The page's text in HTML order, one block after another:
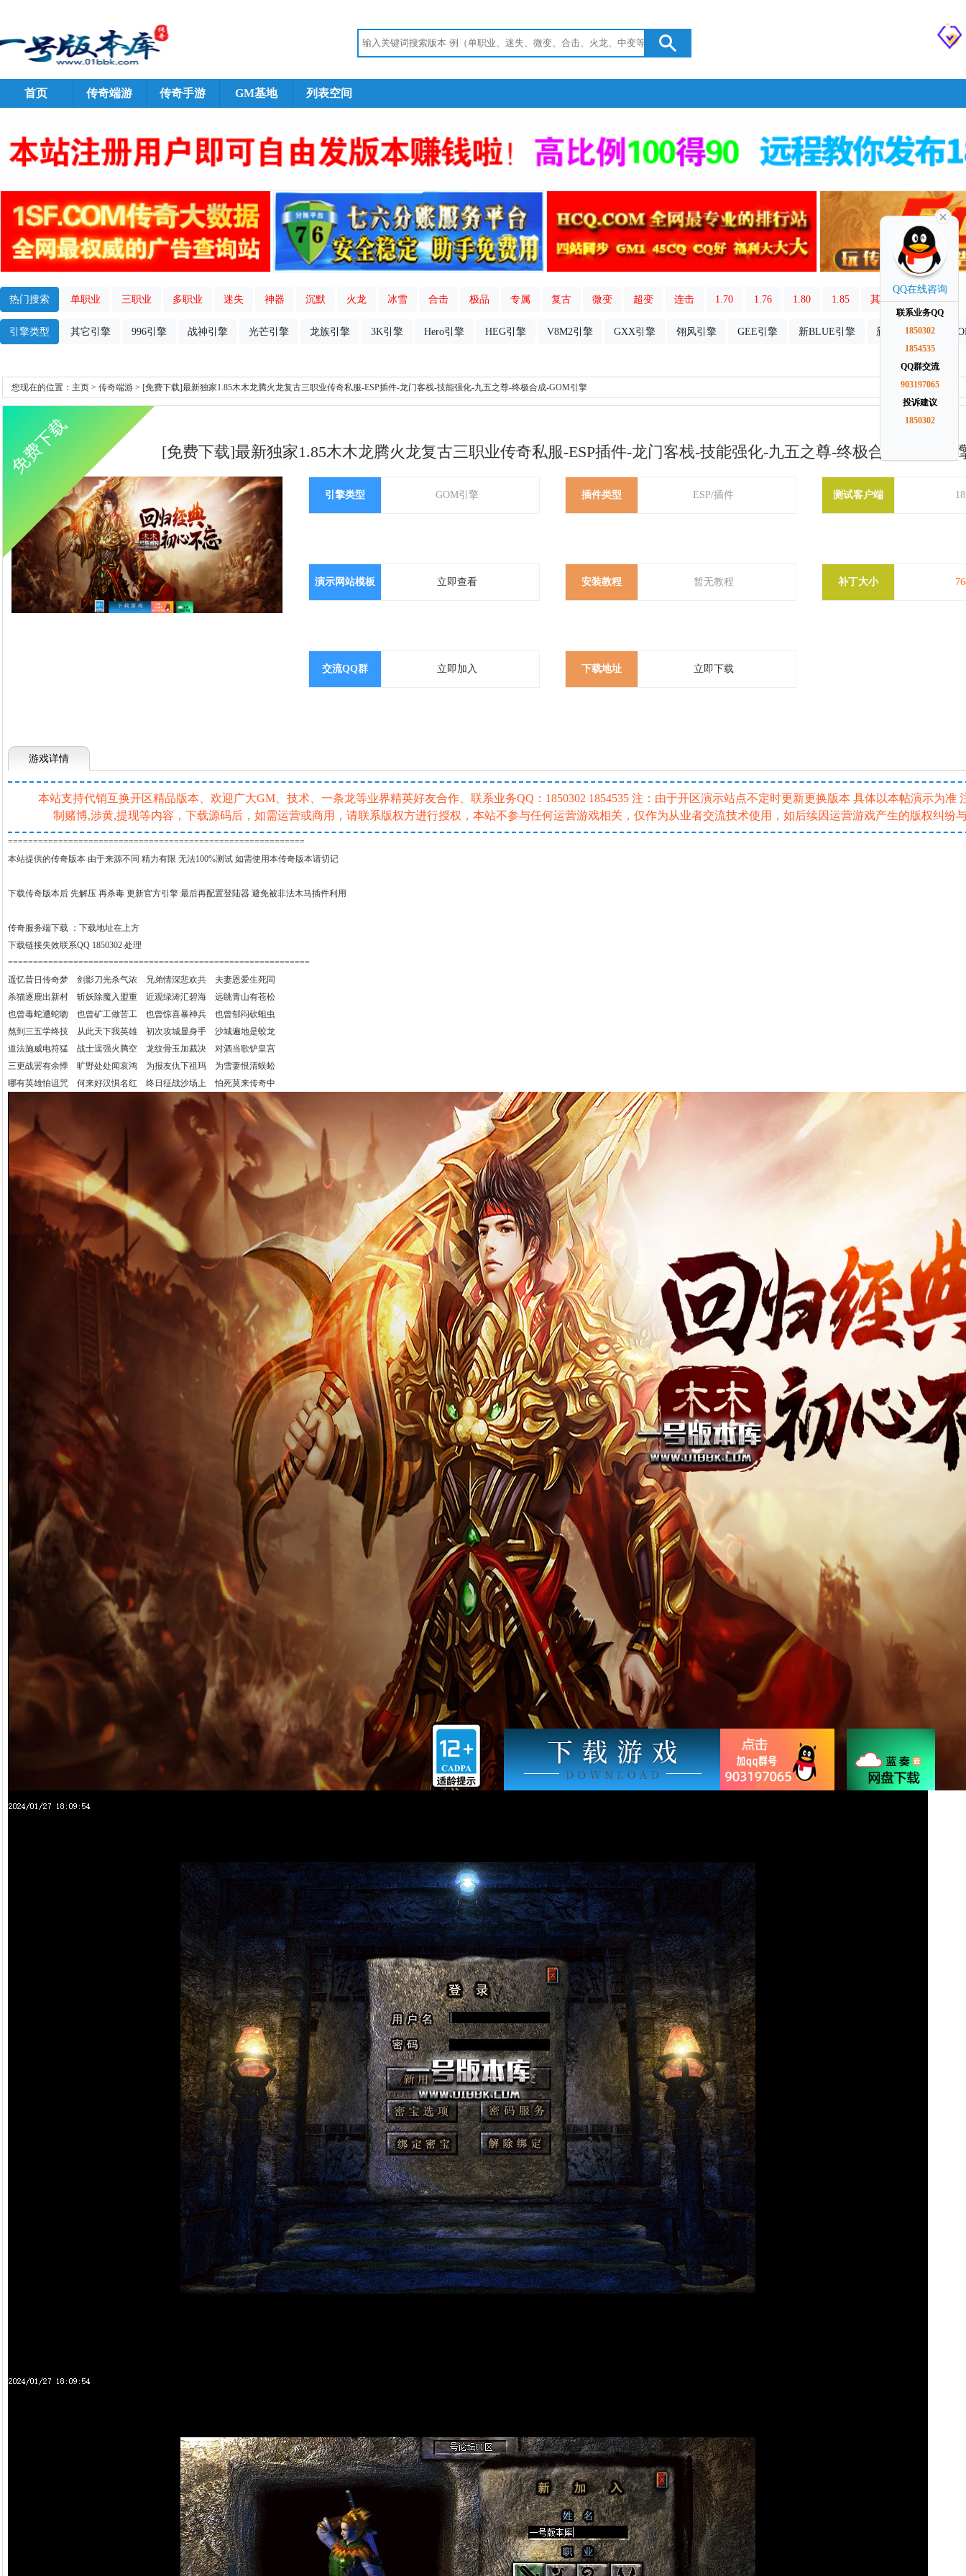
首页 传奇端游 传奇手游 GM基地 列表空间
热门搜索 单职业 三职业 多职业 迷失 神器 沉默 火龙 冰雪 合击 极品 专属 复古 微变 超变 连击 1.70 1.76 1.80 1.85 其它类型
引擎类型 其它引擎 996引擎 战神引擎 光芒引擎 龙族引擎 3K引擎 Hero引擎 HEG引擎 V8M2引擎 GXX引擎 翎风引擎 GEE引擎 新BLUE引擎 新GOM引擎
您现在的位置： 主页 > 传奇端游 > [免费下载]最新独家1.85木木龙腾火龙复古三职业传奇私服-ESP插件-龙门客栈-技能强化-九五之尊-终极合成-GOM引擎
免费下载 [免费下载]最新独家1.85木木龙腾火龙复古三职业传奇私服-ESP插件-龙门客栈-技能强化-九五之尊-终极合成-GOM引
引擎类型 GOM引擎 插件类型 ESP/插件 测试客户端
演示网站模板 立即查看 安装教程 暂无教程 补丁大小
交流QQ群 立即加入 下载地址 立即下载
游戏详情
本站支持代销互换开区精品版本、欢迎广大GM、技术、一条龙等业界精英好友合作、联系业务QQ：1850302 1854535 注：由于开区演示站点不定时更新更换版本 具体以本帖演示为准
制赌博,涉黄,提现等内容，下载源码后，如需运营或商用，请联系版权方进行授权，本站不参与任何运营游戏相关，仅作为从业者交流技术使用，如后续因运营游戏产生的版权纠纷
===========================================================
本站提供的传奇版本 由于来源不同 精力有限 无法100%测试 如需使用本传奇版本请切记
下载传奇版本后 先解压 再杀毒 更新官方引擎 最后再配置登陆器 避免被非法木马插件利用
传奇服务端下载 ：下载地址在上方
下载链接失效联系QQ 1850302 处理
============================================================
遥忆昔日传奇梦 剑影刀光杀气浓 兄弟情深悲欢共 夫妻恩爱生死同
杀猫逐鹿出新村 斩妖除魔入盟重 近观绿涛汇碧海 远眺青山有苍松
也曾毒蛇遭蛇吻 也曾矿工做苦工 也曾惊喜暴神兵 也曾郁闷砍蛆虫
熬到三五学终技 从此天下我英雄 初次攻城显身手 沙城遍地是蛟龙
道法施威电符猛 战士逞强火腾空 龙纹骨玉加裁决 对酒当歌铲皇宫
三更战罢有余悸 旷野处处闻哀鸿 为报友仇下祖玛 为雪妻恨清蜈蚣
哪有英雄怕诅咒 何来好汉惧名红 终日征战沙场上 怕死莫来传奇中
QQ在线咨询
联系业务QQ
1850302
1854535
QQ群交流
903197065
投诉建议
1850302